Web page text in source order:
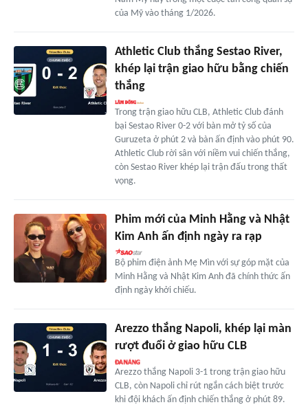
của Mỹ vào tháng 1/2026.
Athletic Club thắng Sestao River,
khép lại trận giao hữu bằng chiến
thắng
Trong trận giao hữu CLB, Athletic Club đánh
bại Sestao River 0-2 với bàn mở tỷ số của
Guruzeta ở phút 2 và bàn ấn định vào phút 90.
Athletic Club rời sân với niềm vui chiến thắng,
còn Sestao River khép lại trận đấu trong thất
vọng.
Phim mới của Minh Hằng và Nhật
Kim Anh ấn định ngày ra rạp
Bộ phim điện ảnh Mẹ Mìn với sự góp mặt của
Minh Hằng và Nhật Kim Anh đã chính thức ấn
định ngày khởi chiếu.
Arezzo thắng Napoli, khép lại màn
rượt đuổi ở giao hữu CLB
Arezzo thắng Napoli 3-1 trong trận giao hữu
CLB, còn Napoli chỉ rút ngắn cách biệt trước
khi đội khách ấn định chiến thắng ở phút 89.